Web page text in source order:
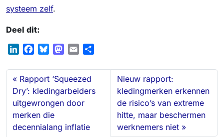
systeem zelf.
Deel dit:
n
k
e
d
I
n
c
e
b
o
o
k
u
e
s
k
y
M
s
t
o
d
n
a
i
l
a
e
Rapport ‘Squeezed
Dry’: kledingarbeiders
uitgewrongen door
merken die
decennialang inflatie
Nieuw rapport:
kledingmerken erkennen
de risico’s van extreme
hitte, maar beschermen
werknemers niet